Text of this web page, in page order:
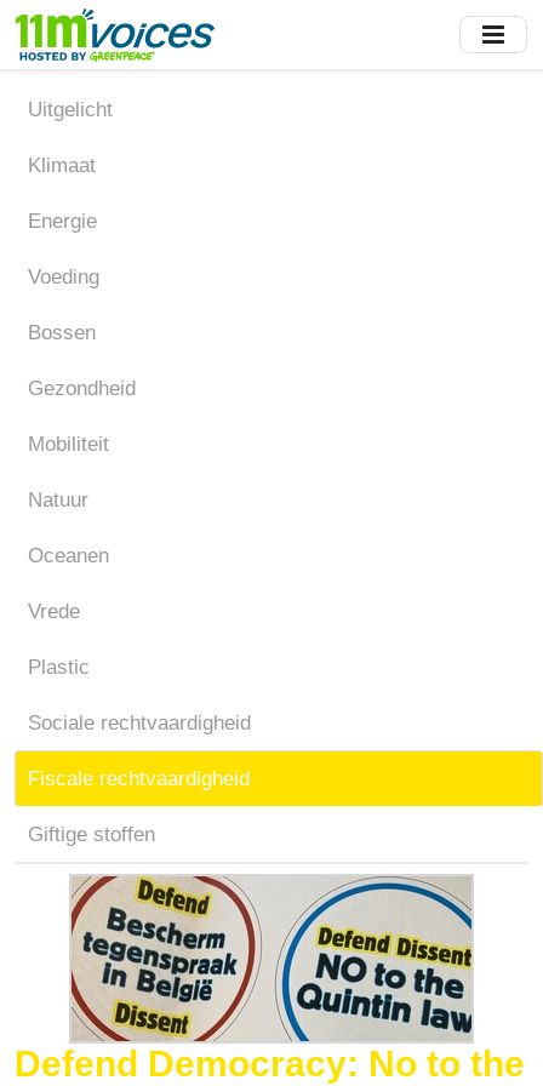
Skip
main
content
Uitgelicht
Klimaat
Energie
Voeding
Bossen
Gezondheid
Mobiliteit
Natuur
Oceanen
Vrede
Plastic
Sociale rechtvaardigheid
Fiscale rechtvaardigheid
Giftige stoffen
Defend Democracy: No to the